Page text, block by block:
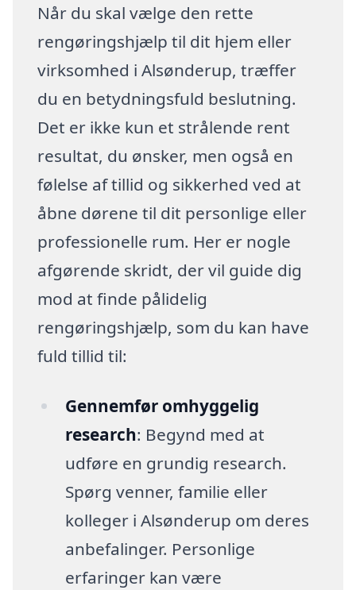
Når du skal vælge den rette
rengøringshjælp til dit hjem eller
virksomhed i Alsønderup, træffer
du en betydningsfuld beslutning.
Det er ikke kun et strålende rent
resultat, du ønsker, men også en
følelse af tillid og sikkerhed ved at
åbne dørene til dit personlige eller
professionelle rum. Her er nogle
afgørende skridt, der vil guide dig
mod at finde pålidelig
rengøringshjælp, som du kan have
fuld tillid til:
Gennemfør omhyggelig
research: Begynd med at
udføre en grundig research.
Spørg venner, familie eller
kolleger i Alsønderup om deres
anbefalinger. Personlige
erfaringer kan være